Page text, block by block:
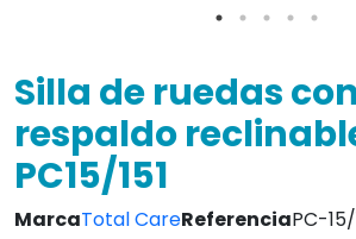
Silla de ruedas con
respaldo
PC15/151
MarcaTotal CareReferenciaPC-15/